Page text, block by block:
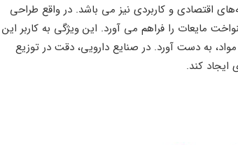
اقتصادی و کاربردی نیز می‌ باشد. در واقع طراحی
مایعات را فراهم می ‌آورد. این ویژگی به کاربر این
به دست آورد. در صنایع دارویی، دقت در توزیع
ایجاد کند.